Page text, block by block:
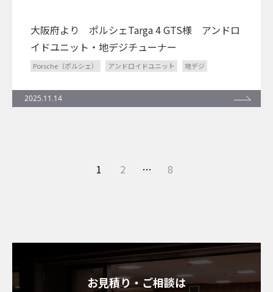
大阪府より ポルシェTarga 4 GTS様 アンドロ
イドユニット・地デジチューナー
Porsche（ポルシェ） アンドロイドユニット 地デジ
2025.11.14
1 2 … 8
お見積り・ご相談は